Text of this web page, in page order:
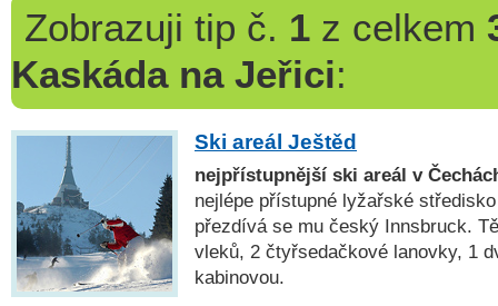
Zobrazuji tip č. 1z celkem
Kaskáda na Jeřici:
Ski areál Ještěd
nejpřístupnější ski areál v
nejlépe přístupné lyžařské
přezdívá se mu český Innsbruck.
vleků, 2 čtyřsedačkové lanovky, 1
kabinovou.